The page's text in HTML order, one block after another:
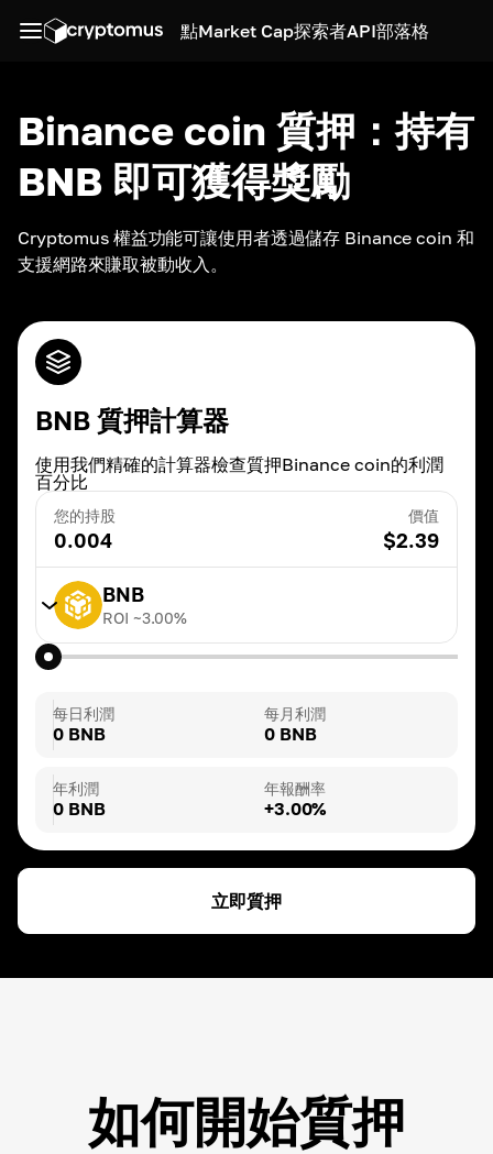
點Market Cap探索者API部落格
Binance coin 質押：持有
BNB 即可獲得獎勵
Cryptomus 權益功能可讓使用者透過儲存 Binance coin 和
支援網路來賺取被動收入。
BNB 質押計算器
使用我們精確的計算器檢查質押Binance coin的利潤
百分比
您的持股
0.004
價值
$2.39
BNB
ROI ~3.00%
ROI ~3.00%
USDT
每日利潤
0 BNB
每月利潤
0 BNB
年利潤
0 BNB
年報酬率
+3.00%
立即質押
如何開始質押